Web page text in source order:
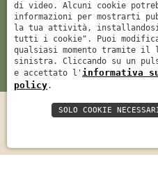
+39 347 733 1964
P. IVA: 05039790232 |
di video. Alcuni cookie
informazioni per mostrarti
la tua attività, installandosi
tutti i cookie". Puoi
qualsiasi momento tramite il
sinistra. Cliccando su un
e accettato l' informativa
policy.
SOLO COOKIE